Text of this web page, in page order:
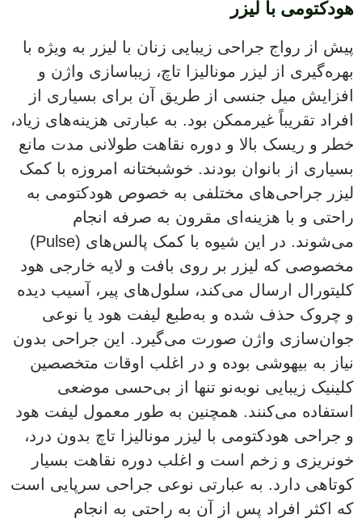
هودکتومی با لیزر
پیش از رواج جراحی زیبایی زنان با لیزر به ویژه با
بهره‌گیری از لیزر مونالیزا تاچ، زیباسازی واژن و
افزایش میل جنسی از طریق آن برای بسیاری از
افراد تقریباً غیرممکن بود. به عبارتی هزینه‌های زیاد،
خطر و ریسک بالا و دوره نقاهت طولانی مدت مانع
بسیاری از بانوان بودند. خوشبختانه امروزه با کمک
لیزر جراحی‌های مختلفی به خصوص هودکتومی به
راحتی و با هزینه‌ای مقرون به صرفه انجام
می‌شوند. در این شیوه با کمک پالس‌های (Pulse)
مخصوصی که لیزر بر روی بافت و لایه خارجی هود
کلیتورال ارسال می‌کند، سلول‌های پیر، آسیب دیده
و چروک حذف شده و به‌طبع لیفت هود یا نوعی
جوان‌سازی واژن صورت می‌گیرد. این جراحی بدون
نیاز به بیهوشی بوده و در اغلب اوقات متخصصین
کلینیک زیبایی نوبه‌نو تنها از بی‌حسی موضعی
استفاده می‌کنند. همچنین به طور معمول لیفت هود
و جراحی هودکتومی با لیزر مونالیزا تاچ بدون درد،
خونریزی و زخم است و اغلب دوره نقاهت بسیار
کوتاهی دارد. به عبارتی نوعی جراحی سرپایی است
که اکثر افراد پس از آن به راحتی به انجام